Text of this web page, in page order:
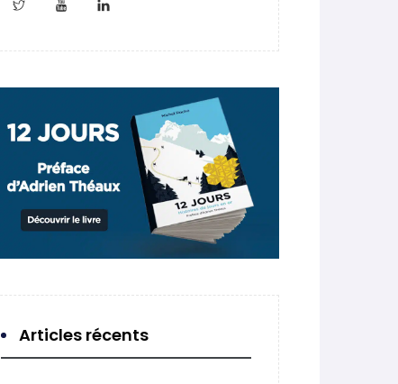
Articles récents